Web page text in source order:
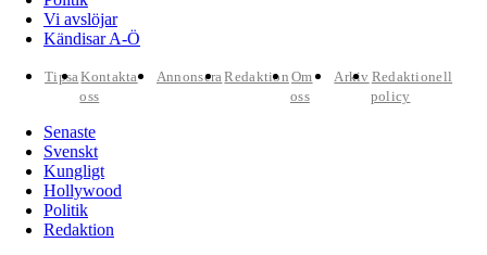
Vi avslöjar
Kändisar A-Ö
TipsaKontakta
oss
AnnonseraRedaktion Om
oss
Arkiv Redaktionell
policy
Senaste
Svenskt
Kungligt
Hollywood
Politik
Redaktion